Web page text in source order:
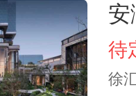
建筑高
增加基础
安
待
徐